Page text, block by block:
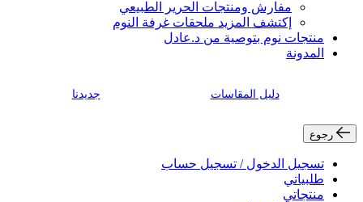
مفارش ومنتجات الحرير الطبيعي
إكتشف المزيد ملحقات غرفة النوم
منتجات نوم بتوصية من د.عادل
المدونة
دليل المقاسات جديدنا
رجوع
تسجيل الدخول / تسجيل حساب
طلبياتي
منتجاتي